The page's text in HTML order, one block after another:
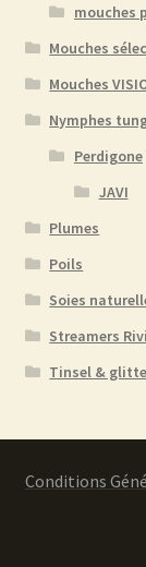
mouches
Mouches
Mouches
Nymphes
Perdigone
JAVI
Plumes
Poils
Soies
Streamers
Tinsel &
Conditions